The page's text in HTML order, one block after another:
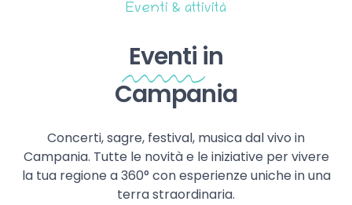
Eventi & attività
Eventi in
Campania
Concerti, sagre, festival, musica dal vivo in
Campania. Tutte le novità e le iniziative per vivere
la tua regione a 360° con esperienze uniche in una
terra straordinaria.